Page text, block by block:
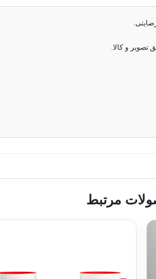
تصویر و کالا.
مرتبط